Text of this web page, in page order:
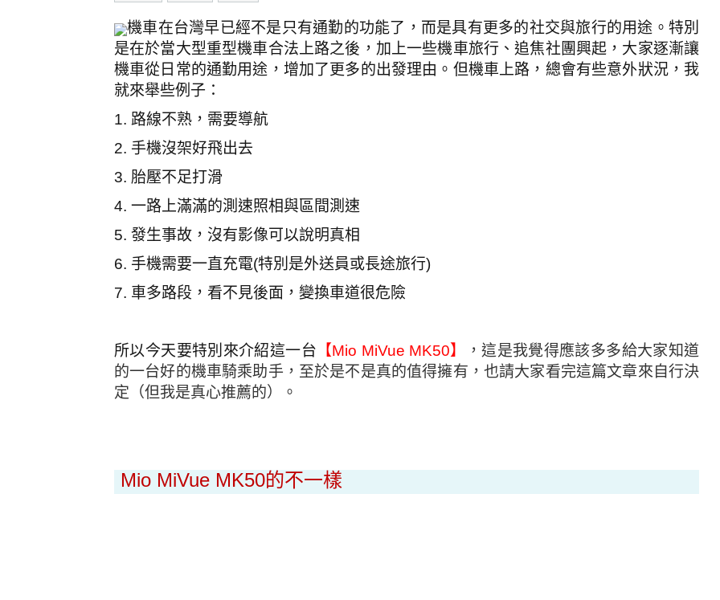
機車在台灣早已經不是只有通勤的功能了，而是具有更多的社交與旅行的用途。特別
是在於當大型重型機車合法上路之後，加上一些機車旅行、追焦社團興起，大家逐漸讓
機車從日常的通勤用途，增加了更多的出發理由。但機車上路，總會有些意外狀況，我
就來舉些例子：
1. 路線不熟，需要導航
2. 手機沒架好飛出去
3. 胎壓不足打滑
4. 一路上滿滿的測速照相與區間測速
5. 發生事故，沒有影像可以說明真相
6. 手機需要一直充電(特別是外送員或長途旅行)
7. 車多路段，看不見後面，變換車道很危險
所以今天要特別來介紹這一台 【Mio MiVue MK50】
，這是我覺得應該多多給大家知道
的一台好的機車騎乘助手，至於是不是真的值得擁有，也請大家看完這篇文章來自行決
定（但我是真心推薦的）。
Mio MiVue MK50的不一樣